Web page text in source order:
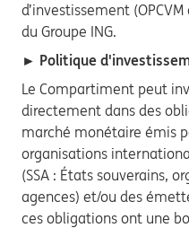
d’investissement
du Groupe ING.
► Politique
Le Compartiment peut
directement dans des
marché monétaire émis
organisations
(SSA : États souverains,
agences) et/ou des
ces obligations ont une